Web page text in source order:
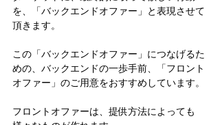
を、「バックエンドオファー」と表現させて
頂きます。
この「バックエンドオファー」につなげるた
めの、バックエンドの一歩手前、「フロント
オファー」のご用意をおすすめしています。
フロントオファーは、提供方法によっても